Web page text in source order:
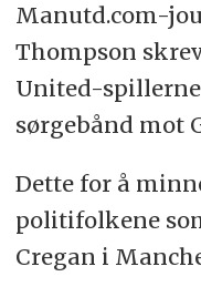
Manutd.com-
Thompson
United-
sørgebånd mot
Dette for å
politifolkene
Cregan i